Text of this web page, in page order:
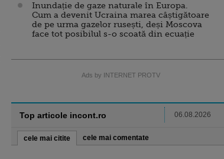
Inundație de gaze naturale în Europa.
Cum a devenit Ucraina marea câștigătoare
de pe urma gazelor rusești, deși Moscova
face tot posibilul s-o scoată din ecuație
Ads by INTERNET PROTV
Top articole incont.ro 06.08.2026
cele mai citite cele mai comentate